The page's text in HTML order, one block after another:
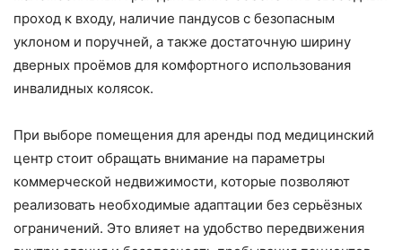
проход к входу, наличие пандусов с безопасным
уклоном и поручней, а также достаточную ширину
дверных проёмов для комфортного использования
инвалидных колясок.
При выборе помещения для аренды под медицинский
центр стоит обращать внимание на параметры
коммерческой недвижимости, которые позволяют
реализовать необходимые адаптации без серьёзных
ограничений. Это влияет на удобство передвижения